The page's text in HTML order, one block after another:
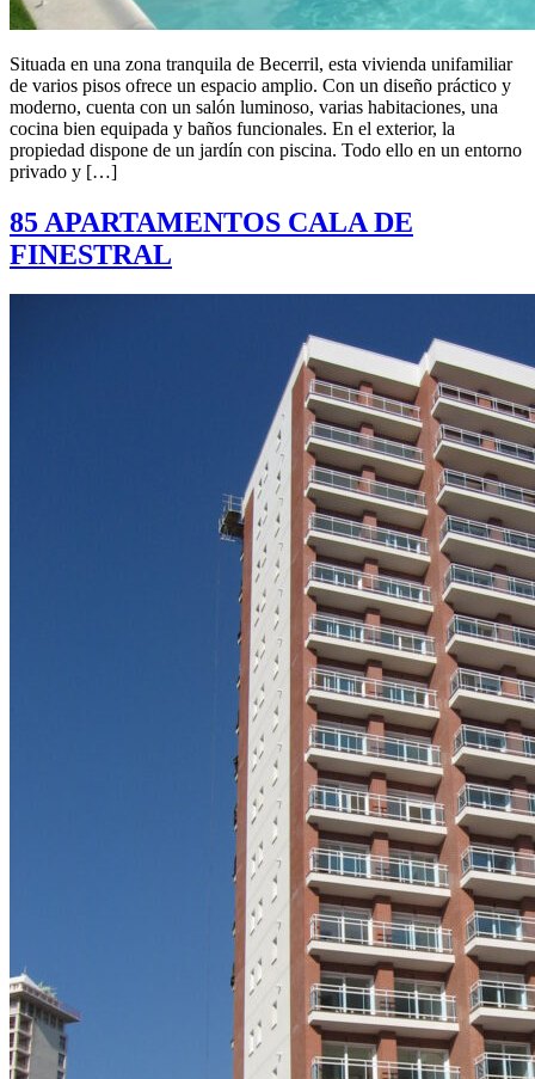
Situada en una zona tranquila de Becerril, esta vivienda unifamiliar
de varios pisos ofrece un espacio amplio. Con un diseño práctico y
moderno, cuenta con un salón luminoso, varias habitaciones, una
cocina bien equipada y baños funcionales. En el exterior, la
propiedad dispone de un jardín con piscina. Todo ello en un entorno
privado y […]
85 APARTAMENTOS CALA DE
FINESTRAL